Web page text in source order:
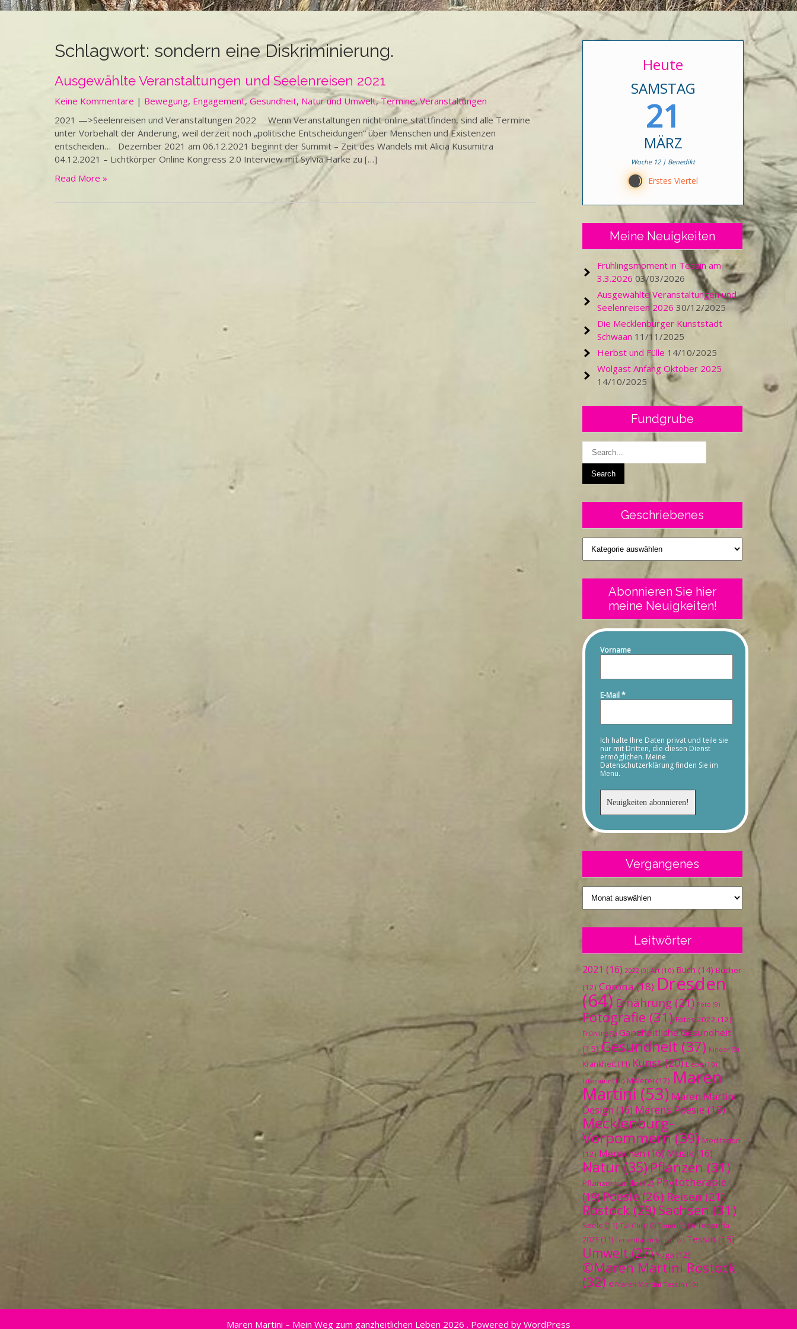
Schlagwort: sondern eine Diskriminierung.
Ausgewählte Veranstaltungen und Seelenreisen 2021
Keine Kommentare | Bewegung, Engagement,Gesundheit, Natur und Umwelt,Termine,Veranstaltungen
2021 —>Seelenreisen und Veranstaltungen 2022 Wenn Veranstaltungen nicht online stattfinden, sind alle Termine
unter Vorbehalt der Änderung, weil derzeit noch „politische Entscheidungen“ über Menschen und Existenzen
entscheiden… Dezember 2021 am 06.12.2021 beginnt der Summit – Zeit des Wandels mit Alicia Kusumitra
04.12.2021 – Lichtkörper Online Kongress 2.0 Interview mit Sylvia Harke zu […]
Read More »
Heute
SAMSTAG
21
MÄRZ
Woche 12 | Benedikt
C Erstes Viertel
Meine Neuigkeiten
Frühlingsmoment in Tessin am
3.3.2026 03/03/2026
Ausgewählte Veranstaltungen und
Seelenreisen 2026 30/12/2025
Die Mecklenburger Kunststadt
Schwaan 11/11/2025
Herbst und Fülle 14/10/2025
Wolgast Anfang Oktober 2025
14/10/2025
Fundgrube
Geschriebenes
Geschriebenes
Abonnieren Sie hier
meine Neuigkeiten!
Vorname
E-Mail*
Ich halte Ihre Daten privat und teile sie
nur mit Dritten, die diesen Dienst
ermöglichen. Meine
Datenschutzerklärung finden Sie im
Menü.
Vergangenes
Vergangenes
Leitwörter
2021 (16) 2022 (9) Art (10) Buch (14) Bücher
(12) Corona(18) Dresden
(64) Ernährung (21) Foto (9)
Fotografie (31) Fotos 2022 (12)
Frühling (9) Ganzheitliche Gesundheit
(15) Gesundheit (37) Kinder (9)
Krankheit (11) Kunst(20) Liebe(10)
Literatur (10) Malerei (12) Maren
Martini(53) Maren Martini
Design (16) Marens Poesie (19)
Mecklenburg-
Vorpommern(39) Meditation
(12) Menschen (16) Musik(16)
Natur(35)Pflanzen (31)
Pflanzenkunde(12) Phytotherapie
(19)Poesie(26) Reisen(21)
Rostock (29) Sachsen (31)
Seele (11) Tai Chi (10) Teneriffa (9) Teneriffa
2023 (11) Teneriffa im Januar(9) Tessin (15)
Umwelt (27) Yoga (12)
©Maren Martini Rostock
(32) ©Maren Martini Tessin (10)
Maren Martini – Mein Weg zum ganzheitlichen Leben 2026 . Powered by WordPress